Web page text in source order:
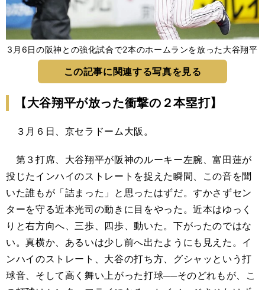
3月6日の阪神との強化試合で2本のホームランを放った大谷翔平
この記事に関連する写真を見る
【大谷翔平が放った衝撃の２本塁打】
３月６日、京セラドーム大阪。
第３打席、大谷翔平が阪神のルーキー左腕、富田蓮が
投じたインハイのストレートを捉えた瞬間、この音を聞
いた誰もが「詰まった」と思ったはずだ。すかさずセン
ターを守る近本光司の動きに目をやった。近本はゆっく
りと右方向へ、三歩、四歩、動いた。下がったのではな
い。真横か、あるいは少し前へ出たようにも見えた。イ
ンハイのストレート、大谷の打ち方、グシャッという打
球音、そして高く舞い上がった打球──そのどれもが、こ